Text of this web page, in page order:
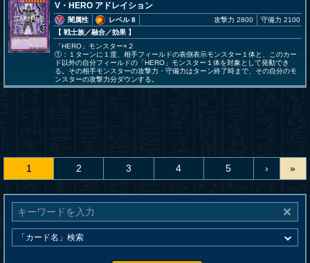
V・HERO アドレイション
闇属性
レベル 8
【 戦士族／融合／効果 】
攻撃力 2800 守備力 2100
「HERO」モンスター×２
①：１ターンに１度、相手フィールドの表側表示モンスター１体と、このカー
ド以外の自分フィールドの「HERO」モンスター１体を対象として発動でき
る。その相手モンスターの攻撃力・守備力はターン終了時まで、その自分のモ
ンスターの攻撃力分ダウンする。
1 2 3 4 5 › »